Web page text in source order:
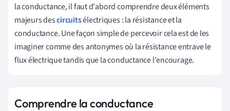
la conductance, il faut d'abord comprendre deux éléments
majeurs descircuitsélectriques : la résistance et la
conductance. Une façon simple de percevoir cela est de les
imaginer comme des antonymes où la résistance entrave le
flux électrique tandis que la conductance l'encourage.
Comprendre la conductance